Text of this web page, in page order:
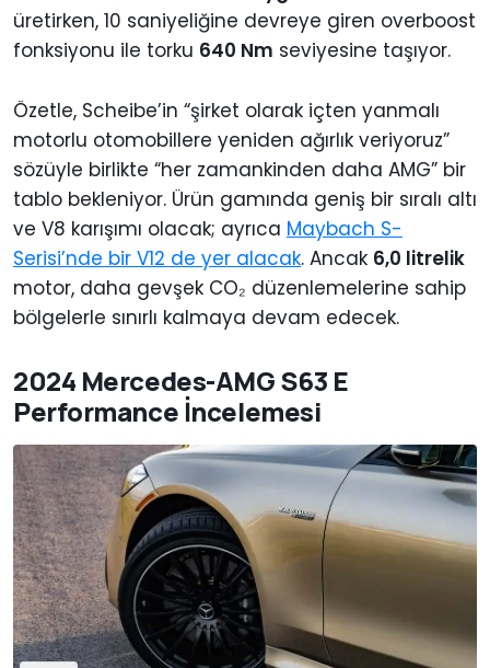
üretirken, 10 saniyeliğine devreye giren overboost
fonksiyonu ile torku 640 Nm seviyesine taşıyor.
Özetle, Scheibe’in “şirket olarak içten yanmalı
motorlu otomobillere yeniden ağırlık veriyoruz”
sözüyle birlikte “her zamankinden daha AMG” bir
tablo bekleniyor. Ürün gamında geniş bir sıralı altı
ve V8 karışımı olacak; ayrıca Maybach S-
Serisi’nde bir V12 de yer alacak. Ancak 6,0 litrelik
motor, daha gevşek CO₂ düzenlemelerine sahip
bölgelerle sınırlı kalmaya devam edecek.
2024 Mercedes-AMG S63 E
Performance İncelemesi